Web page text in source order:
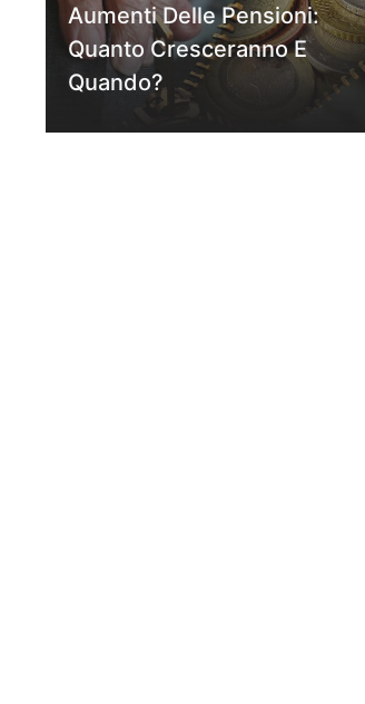
Aumenti Delle Pensioni:
Quanto Cresceranno E
Quando?